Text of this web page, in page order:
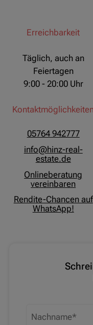
Erreichbarkeit
Täglich, auch an
Feiertagen
9:00 - 20:00 Uhr
Kontaktmöglichkeiten
05764 942777
info@hinz-real-
estate.de
Onlineberatung
vereinbaren
Rendite-Chancen auf
WhatsApp!